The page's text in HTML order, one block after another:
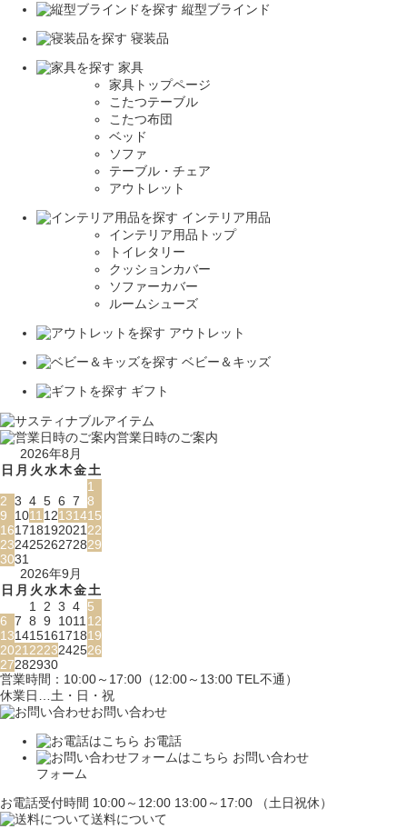
縦型ブラインド
寝装品
家具
家具トップページ
こたつテーブル
こたつ布団
ベッド
ソファ
テーブル・チェア
アウトレット
インテリア用品
インテリア用品トップ
トイレタリー
クッションカバー
ソファーカバー
ルームシューズ
アウトレット
ベビー＆キッズ
ギフト
営業日時のご案内
2026年8月
日 月 火水木金土
1
2 3 4 5 6 7 8
9
1011 12131415
161718192021 22
23242526272829
3031
2026年9月
日 月 火水木金土
1
2 3 4 5
6 7 8 9 1011 12
13141516171819
2021 2223242526
27282930
営業時間：10:00～17:00（12:00～13:00 TEL不通）
休業日…土・日・祝
お問い合わせ
お電話
お問い合わせ
フォーム
お電話受付時間 10:00～12:00 13:00～17:00 （土日祝休）
送料について